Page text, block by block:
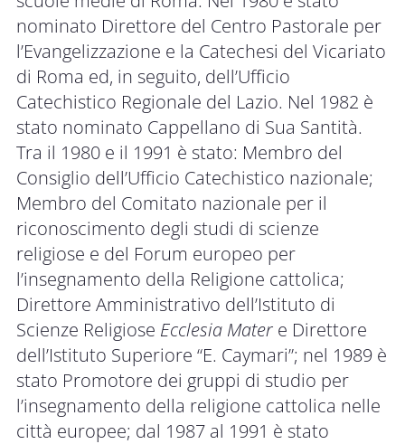
nominato Direttore del Centro Pastorale per
l’Evangelizzazione e la Catechesi del Vicariato
di Roma ed, in seguito, dell’Ufficio
Catechistico Regionale del Lazio. Nel 1982 è
stato nominato Cappellano di Sua Santità.
Tra il 1980 e il 1991 è stato: Membro del
Consiglio dell’Ufficio Catechistico nazionale;
Membro del Comitato nazionale per il
riconoscimento degli studi di scienze
religiose e del Forum europeo per
l’insegnamento della Religione cattolica;
Direttore Amministrativo dell’Istituto di
Scienze Religiose Ecclesia Mater e Direttore
dell’Istituto Superiore “E. Caymari”; nel 1989 è
stato Promotore dei gruppi di studio per
l’insegnamento della religione cattolica nelle
città europee; dal 1987 al 1991 è stato